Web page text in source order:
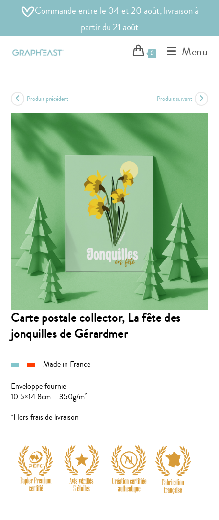
Commande entre le 04 et 20 août, livraison à
partir du 21 août
0 Menu
Produit précédent Produit suivant
Carte postale collector, La fête des
jonquilles de Gérardmer
Made in France
Enveloppe fournie
10.5×14.8cm – 350g/m²
*Hors frais de livraison